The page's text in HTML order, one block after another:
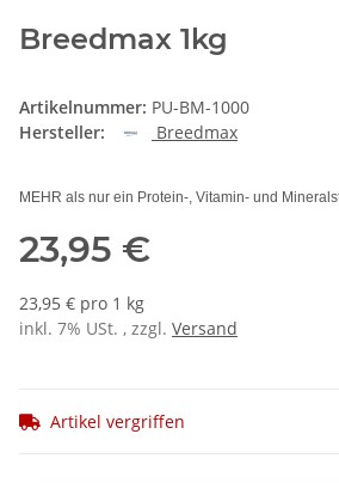
Breedmax 1kg
Artikelnummer: PU-BM-1000
Hersteller:
Breedmax
MEHR als nur ein Protein-, Vitamin- und
23,95 €
23,95 € pro 1 kg
inkl. 7% USt. , zzgl. Versand
Artikel vergriffen